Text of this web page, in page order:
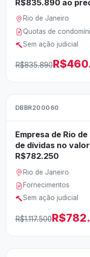
R$835.890 ao
Rio de Janeiro
Quotas de
Sem ação judicial
R$835.890
DBBR200060
Empresa de Rio
de dívidas no
R$782.250
Rio de Janeiro
Fornecimentos
Sem ação judicial
R$1.117.500